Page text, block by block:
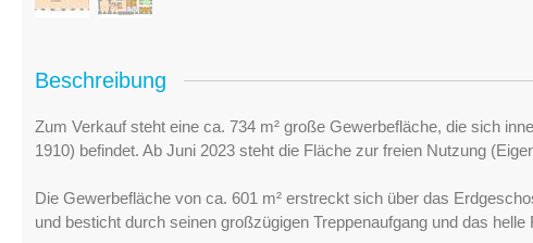
Beschreibung
Zum Verkauf steht eine ca. 734 m² große Gewerbefläche, die sich
1910) befindet. Ab Juni 2023 steht die Fläche zur freien Nutzung
Die Gewerbefläche von ca. 601 m² erstreckt sich über das
und besticht durch seinen großzügigen Treppenaufgang und das helle